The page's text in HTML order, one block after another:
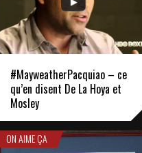
#MayweatherPacquiao – ce
qu’en disent De La Hoya et
Mosley
ON AIME ÇA